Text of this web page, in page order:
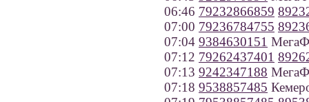
06:46 79232866859
07:00 79236784755
07:04 9384630151
07:12 79262437401
07:13 9242347188
07:18 9538857485